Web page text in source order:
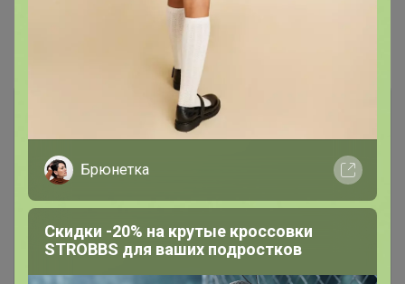
Чтобы написать комментарий необходимо
авторизоваться на сайте!
Это займет меньше минуты
Брюнетка
Скидки -20% на крутые кроссовки
STROBBS для ваших подростков